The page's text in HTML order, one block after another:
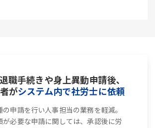
職手続きや身上異動申請後、
がシステム内で社労士に依頼
申請を行い人事担当の業務を軽減。
が必要な申請に関しては、承認後に労